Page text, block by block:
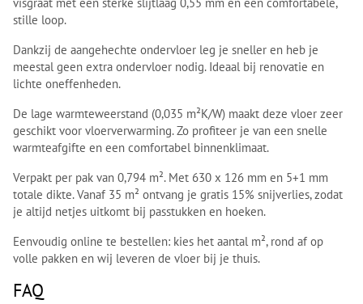
stille loop.
Dankzij de aangehechte ondervloer leg je sneller en heb je
meestal geen extra ondervloer nodig. Ideaal bij renovatie en
lichte oneffenheden.
De lage warmteweerstand (0,035 m²K/W) maakt deze vloer zeer
geschikt voor vloerverwarming. Zo profiteer je van een snelle
warmteafgifte en een comfortabel binnenklimaat.
Verpakt per pak van 0,794 m². Met 630 x 126 mm en 5+1 mm
totale dikte. Vanaf 35 m² ontvang je gratis 15% snijverlies, zodat
je altijd netjes uitkomt bij passtukken en hoeken.
Eenvoudig online te bestellen: kies het aantal m², rond af op
volle pakken en wij leveren de vloer bij je thuis.
FAQ